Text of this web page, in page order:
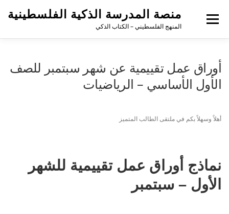
منصة المدرسة الذكية الفلسطينية
المنهج الفلسطيني – الكتاب الذكي
القائمة
أوراق عمل تقييمية عن شهر سبتمبر للصف
الأول الأساسي – الرياضيات
أهلاً وسهلاً بكم في ملتقى الطالب المتميز
نماذج أوراق عمل تقييمية للشهر
الأول – سبتمبر